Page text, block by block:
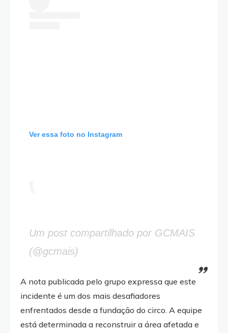
Ver essa foto no Instagram
Um post compartilhado por GCMAIS
(@gcmais)
A nota publicada pelo grupo expressa que este
incidente é um dos mais desafiadores
enfrentados desde a fundação do circo. A equipe
está determinada a reconstruir a área afetada e